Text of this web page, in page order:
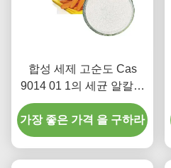
합성 세제 고순도 Cas
9014 01 1의 세균 알칼리
성 프로테아제 합성 세제
효소 분말
가장 좋은 가격 을 구하라